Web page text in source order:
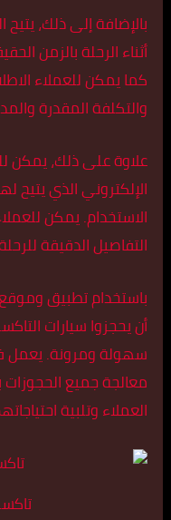
بالإضافة إلى ذلك،
أثناء الرحلة بالزمن
كما يمكن للعملاء
والتكلفة المقدرة
علاوة على ذلك، يمكن
الإلكتروني الذي
الاستخدام. يمكن
التفاصيل الدقيقة
باستخدام تطبيق
أن يحجزوا سيارات
سهولة ومرونة. يعمل
معالجة جميع
العملاء وتلبية